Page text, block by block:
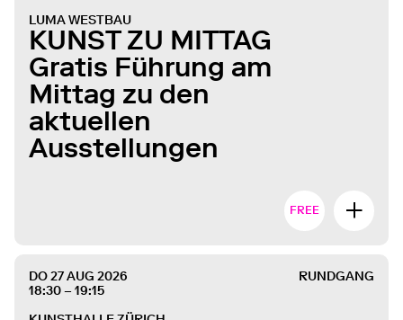
LUMA WESTBAU
KUNST ZU MITTAG
Gratis Führung am
Mittag zu den
aktuellen
Ausstellungen
FREE
DO 27 AUG 2026
18:30 – 19:15
RUNDGANG